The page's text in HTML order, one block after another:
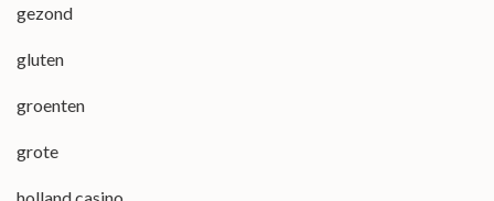
gezond
gluten
groenten
grote
holland casino